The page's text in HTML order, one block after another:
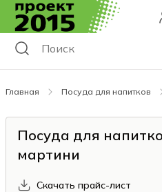
Главная Посуда для напитков
Посуда для
мартини
Скачать прайс-лист